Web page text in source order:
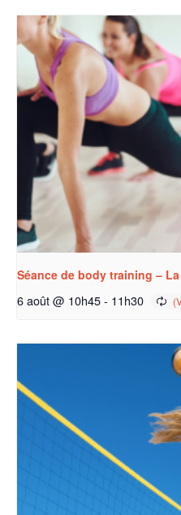
Séance de body training –
6 août @ 10h45- 11h30